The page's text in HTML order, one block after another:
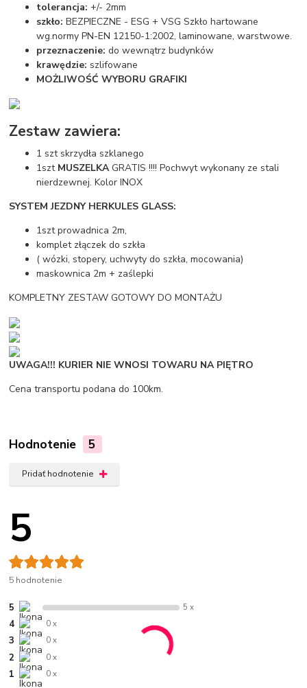
tolerancja: +/- 2mm
szkło: BEZPIECZNE - ESG + VSG Szkło hartowane
wg.normy PN-EN 12150-1:2002, laminowane, warstwowe.
przeznaczenie: do wewnątrz budynków
krawędzie: szlifowane
MOŻLIWOŚĆ WYBORU GRAFIKI
Zestaw zawiera:
1 szt skrzydła szklanego
1szt MUSZELKAGRATIS !!!! Pochwyt wykonany ze stali
nierdzewnej. Kolor INOX
SYSTEM JEZDNY HERKULES GLASS:
1szt prowadnica 2m,
komplet złączek do szkła
( wózki, stopery, uchwyty do szkła, mocowania)
maskownica 2m + zaślepki
KOMPLETNY ZESTAW GOTOWY DO MONTAŻU
UWAGA!!! KURIER NIE WNOSI TOWARU NA PIĘTRO
Cena transportu podana do 100km.
Hodnotenie 5
Pridať hodnotenie
5
5 hodnotenie
5 5 x
4 0 x
3 0 x
2 0 x
1 0 x